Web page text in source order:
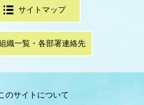
サイトマップ
織一覧・各部署連絡先
のサイトについて